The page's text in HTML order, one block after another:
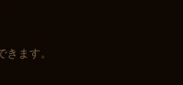
ます。